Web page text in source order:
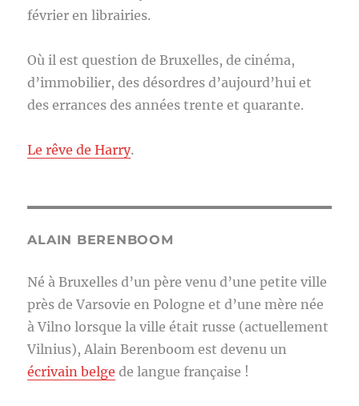
février en librairies.
Où il est question de Bruxelles, de cinéma,
d’immobilier, des désordres d’aujourd’hui et
des errances des années trente et quarante.
Le rêve de Harry.
ALAIN BERENBOOM
Né à Bruxelles d’un père venu d’une petite ville
près de Varsovie en Pologne et d’une mère née
à Vilno lorsque la ville était russe (actuellement
Vilnius), Alain Berenboom est devenu un
écrivain belge de langue française !